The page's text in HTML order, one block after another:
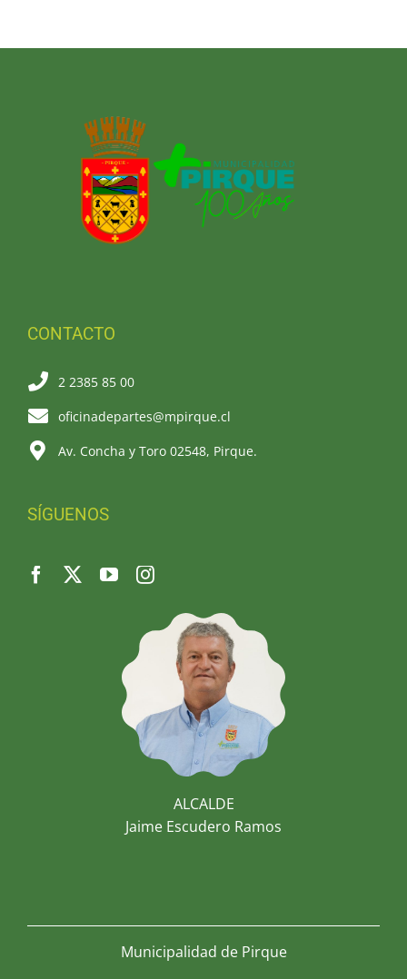
CONTACTO
2 2385 85 00
oficinadepartes@mpirque.cl
Av. Concha y Toro 02548, Pirque.
SÍGUENOS
ALCALDE
Jaime Escudero Ramos
Municipalidad de Pirque